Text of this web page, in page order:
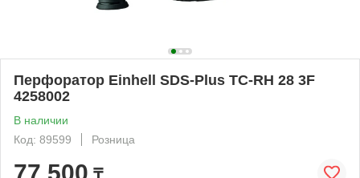
Перфоратор Einhell SDS-Plus TC-RH 28 3F
4258002
В наличии
Код: 89599
Розница
77 500